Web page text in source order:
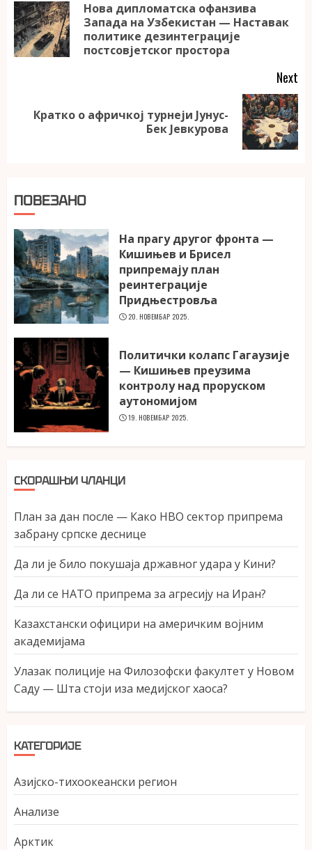
Reading
Нова дипломатска офанзива
Запада на Узбекистан — Наставак
политике дезинтеграције
постсовјетског простора
Next
NextКратко о афричкој турнеји Јунус-
Бек Јевкурова
ПОВЕЗАНО
На прагу другог фронта —
Кишињев и Брисел
припремају план
реинтеграције
Придњестровља
20. НОВЕМБАР 2025.
Политички колапс Гагаузије
— Кишињев преузима
контролу над проруском
аутономијом
19. НОВЕМБАР 2025.
СКОРАШЊИ ЧЛАНЦИ
План за дан после — Како НВО сектор припрема
забрану српске деснице
Да ли је било покушаја државног удара у Кини?
Да ли се НАТО припрема за агресију на Иран?
Казахстански официри на америчким војним
академијама
Улазак полиције на Филозофски факултет у Новом
Саду — Шта стоји иза медијског хаоса?
КАТЕГОРИЈЕ
Азијско-тихоокеански регион
Анализе
Арктик